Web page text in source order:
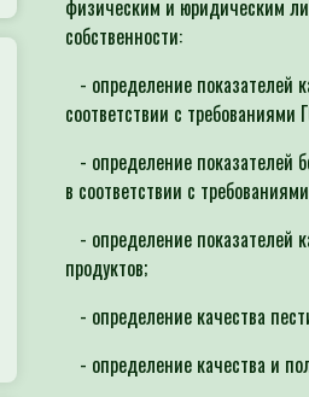
физическим и юридическим
собственности:
- определение показателей
соответствии с требованиями
- определение показателей
в соответствии с
- определение показателей
продуктов;
- определение качества
- определение качества и